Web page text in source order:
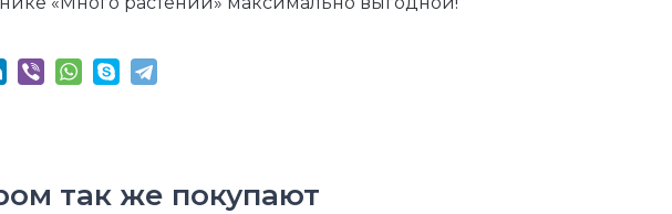
так же покупают